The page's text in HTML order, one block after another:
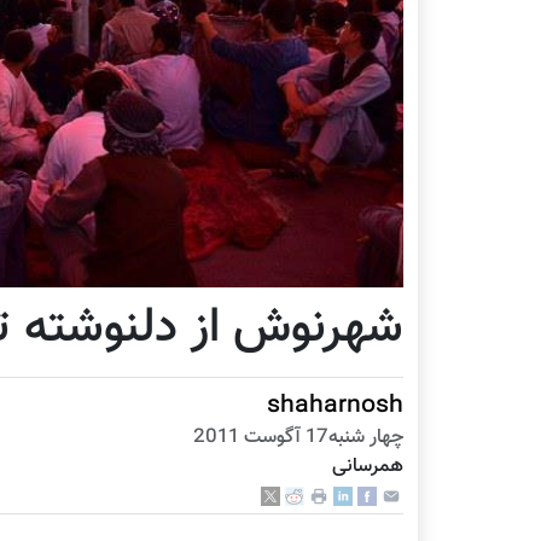
شهرنوش از دل‪نوشته تا نقد داستان
shaharnosh
چهار شنبه17 آگوست 2011
همرسانی